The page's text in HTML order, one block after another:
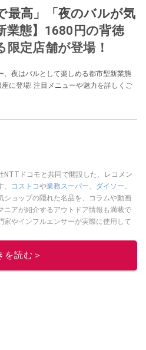
最高」「夜のバルが気
業態】1680円の背徳
定店舗が登場！
、夜はバルとして楽しめる都市型新業態
座に登場! 注目メニューや魅力を詳しくご
NTTドコモと共同で開設した、レコメン
コストコや業務スーパー、 ダイソー、
ショップの隠れた名品を、コラムや動画
ニアが紹介するアウトドア情報も満載で
やインフルエンサーが実際に使用して
を読む＞